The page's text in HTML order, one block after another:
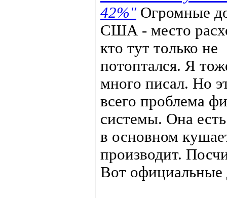
42%" Огромные
США - место
кто тут только не
потоптался. Я
много писал. Но
всего проблема
системы. Она
в основном
производит.
Вот официальные